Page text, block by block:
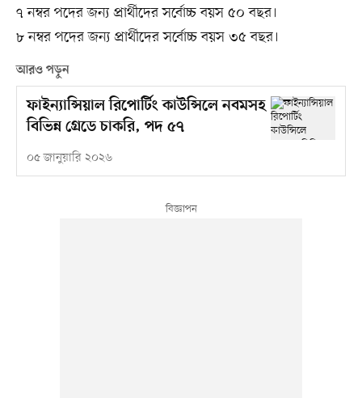
৭ নম্বর পদের জন্য প্রার্থীদের সর্বোচ্চ বয়স ৫০ বছর।
৮ নম্বর পদের জন্য প্রার্থীদের সর্বোচ্চ বয়স ৩৫ বছর।
আরও পড়ুন
ফাইন্যান্সিয়াল রিপোর্টিং কাউন্সিলে নবমসহ
বিভিন্ন গ্রেডে চাকরি, পদ ৫৭
০৫ জানুয়ারি ২০২৬